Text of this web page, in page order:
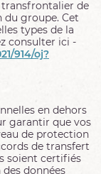
de
du groupe. Cet
types de la
consulter ici -
914/oj?
en dehors
garantir que vos
de protection
de transfert
soient certifiés
données